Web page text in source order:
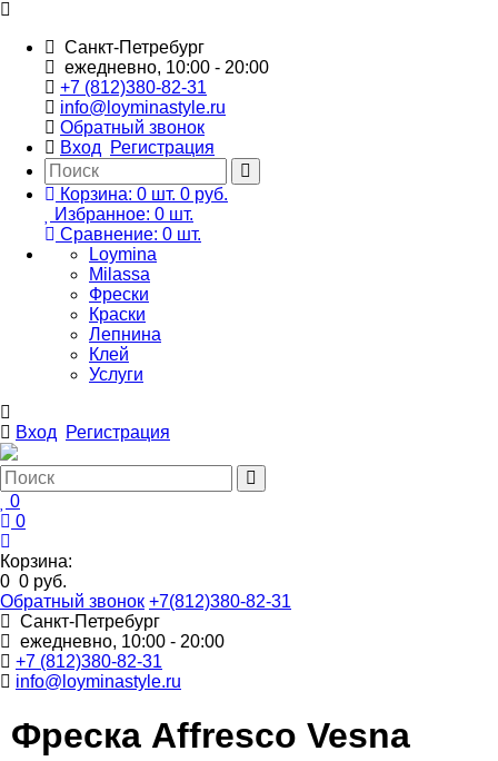
Санкт-Петребург
ежедневно, 10:00 - 20:00
+7 (812)380-82-31
info@loyminastyle.ru
Обратный звонок
Вход
Регистрация
Корзина: 0 шт. 0 руб.
Избранное: 0 шт.
Сравнение: 0 шт.
Loymina
Milassa
Фрески
Краски
Лепнина
Клей
Услуги
Вход Регистрация
0
0
Корзина:
0 0 руб.
Обратный звонок +7(812)380-82-31
Санкт-Петребург
ежедневно, 10:00 - 20:00
+7 (812)380-82-31
info@loyminastyle.ru
Фреска Affresco Vesna